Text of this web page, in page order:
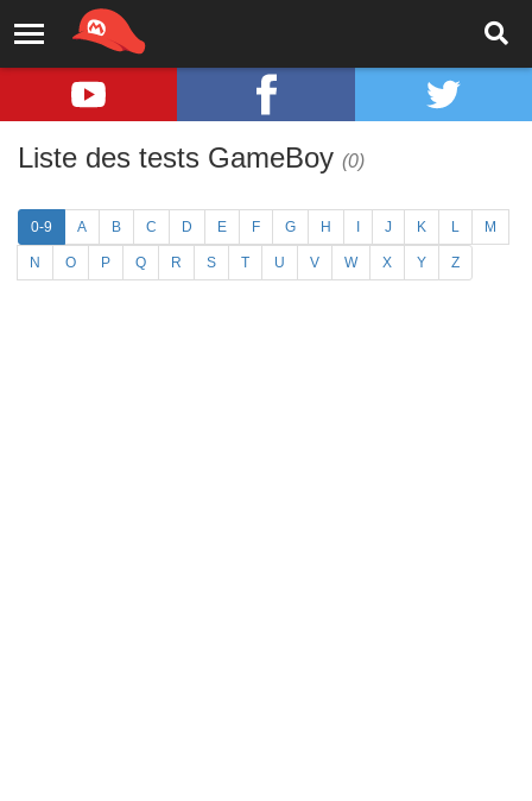
Liste des tests GameBoy (0)
0-9 A B C D E F G H J K L M
N O P Q R S T U V W X Y Z